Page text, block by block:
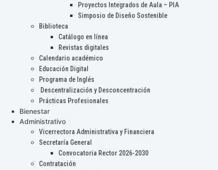
Proyectos Integrados de Aula – PIA
Simposio de Diseño Sostenible
Biblioteca
Catálogo en línea
Revistas digitales
Calendario académico
Educación Digital
Programa de Inglés
Descentralización y Desconcentración
Prácticas Profesionales
Bienestar
Administrativo
Vicerrectora Administrativa y Financiera
Secretaría General
Convocatoria Rector 2026-2030
Contratación